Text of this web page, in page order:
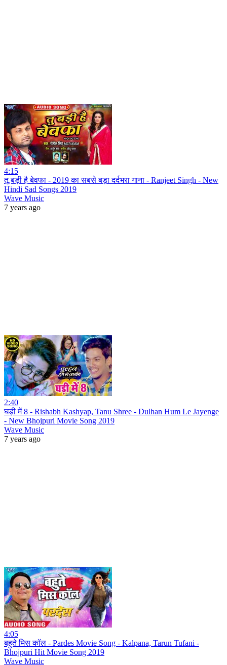
4:15
तू बड़ी है बेवफा - 2019 का सबसे बड़ा दर्दभरा गाना - Ranjeet Singh - New
Hindi Sad Songs 2019
Wave Music
7 years ago
2:40
घड़ी में 8 - Rishabh Kashyap, Tanu Shree - Dulhan Hum Le Jayenge
- New Bhojpuri Movie Song 2019
Wave Music
7 years ago
4:05
बहुते मिस कॉल - Pardes Movie Song - Kalpana, Tarun Tufani -
Bhojpuri Hit Movie Song 2019
Wave Music